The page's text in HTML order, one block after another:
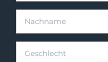
Geschlecht